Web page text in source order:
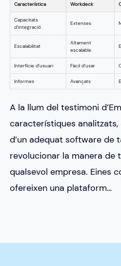
Característica Workdeck
Capacitats
d’integració
Extenses
Escalabilitat
Altament
escalable
Interfície d’usuari Fàcil d’usar
Informes Avançats
A la llum del testimoni
característiques analitzats,
d’un adequat software de
revolucionar la manera de
qualsevol empresa. Eines
ofereixen una plataform…